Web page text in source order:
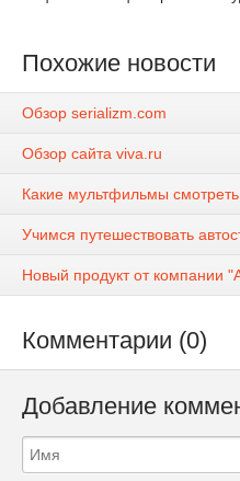
Похожие новости
Обзор serializm.com
Обзор сайта viva.ru
Какие мультфильмы
Учимся путешествовать
Новый продукт от компании
Комментарии (0)
Добавление